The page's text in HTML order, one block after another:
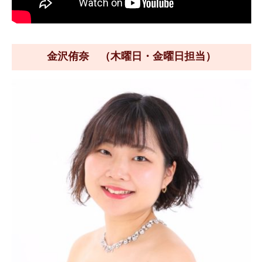
金沢侑奈 （木曜日・金曜日担当）